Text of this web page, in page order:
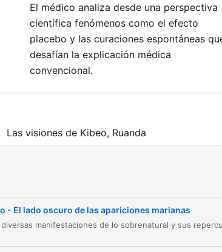
El médico analiza desde una perspectiva
científica fenómenos como el efecto
placebo y las curaciones espontáneas
desafían la explicación médica
convencional.
Las visiones de Kibeo, Ruanda
Sucesos en Garabandal y la muerte del padre
Andreu
- El lado oscuro de las apariciones marianas